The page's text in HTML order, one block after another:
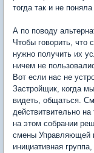
тогда так и не
А по поводу
Чтобы говорить,
нужно получить их
ничем не
Вот если нас не
Застройщик, когда
видеть, общаться.
действитвительно
на этом собрании
смены Управляющей
инициативная